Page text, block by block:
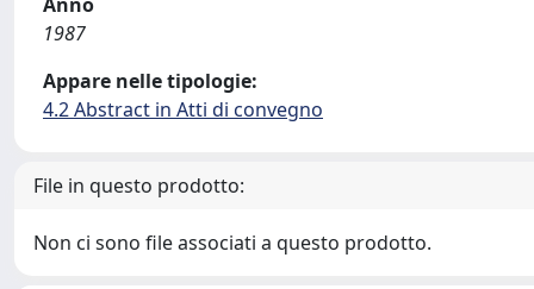
1987
Appare nelle tipologie:
4.2 Abstract in Atti di convegno
File in questo prodotto:
Non ci sono file associati a questo prodotto.